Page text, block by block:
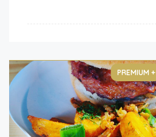
PREMIUM +